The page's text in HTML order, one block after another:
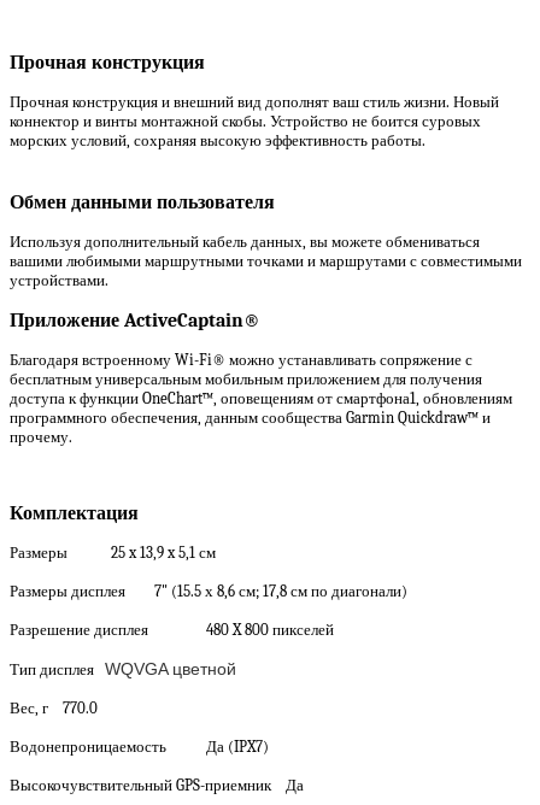
Прочная конструкция
Прочная конструкция и внешний вид дополнят ваш стиль жизни. Новый
коннектор и винты монтажной скобы. Устройство не боится суровых
морских условий, сохраняя высокую эффективность работы.
Обмен данными пользователя
Используя дополнительный кабель данных, вы можете обмениваться
вашими любимыми маршрутными точками и маршрутами с совместимыми
устройствами.
Приложение ActiveCaptain®
Благодаря встроенному Wi-Fi® можно устанавливать сопряжение с
бесплатным универсальным мобильным приложением для получения
доступа к функции OneChart™, оповещениям от смартфона1, обновлениям
программного обеспечения, данным сообщества Garmin Quickdraw™ и
прочему.
Комплектация
Размеры 25 x 13,9 x 5,1 см
Размеры дисплея 7" (15.5 х 8,6 см; 17,8 см по диагонали)
Разрешение дисплея 480 X 800 пикселей
Тип дисплея WQVGA цветной
Вес, г 770.0
Водонепроницаемость Да (IPX7)
Высокочувствительный GPS-приемник Да